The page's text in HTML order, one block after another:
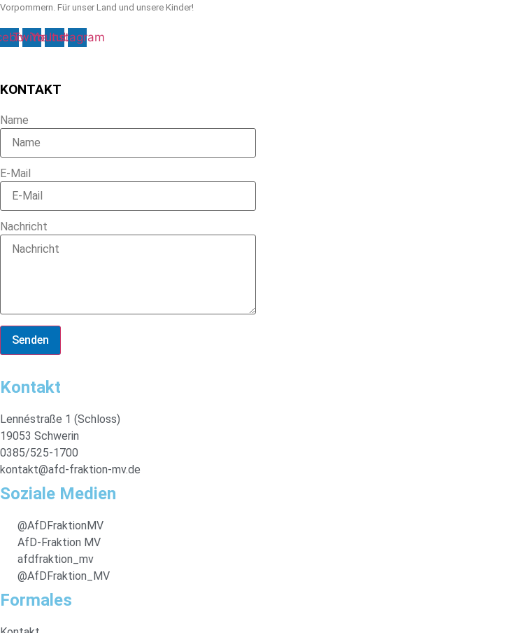
Vorpommern. Für unser Land und unsere Kinder!
TwitterYoutube
Instagram
KONTAKT
Name
E-Mail
Nachricht
Senden
Kontakt
Lennéstraße 1 (Schloss)
19053 Schwerin
0385/525-1700
kontakt@afd-fraktion-mv.de
Soziale Medien
@AfDFraktionMV
AfD-Fraktion MV
afdfraktion_mv
@AfDFraktion_MV
Formales